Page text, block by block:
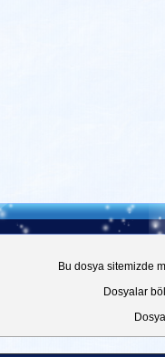
Bu dosya sitemizde
Dosyalar